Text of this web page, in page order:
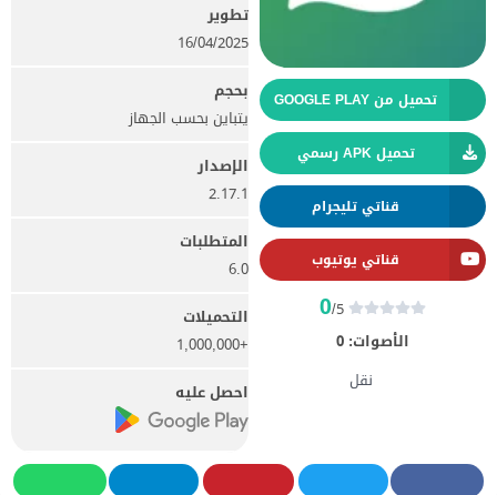
تحميل من GOOGLE PLAY
تحميل APK رسمي
قناتي تليجرام
قناتي يوتيوب
0/5
الأصوات: 0
نقل
تطوير
16/04/2025
بحجم
يتباين بحسب الجهاز
الإصدار
2.17.1
المتطلبات
6.0
التحميلات
+1,000,000
احصل عليه